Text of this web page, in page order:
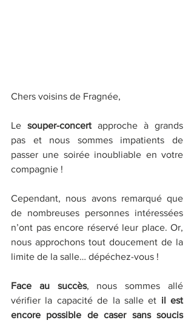
Chers voisins de Fragnée,
Le souper-concert approche à grands
pas et nous sommes impatients de
passer une soirée inoubliable en votre
compagnie !
Cependant, nous avons remarqué que
de nombreuses personnes intéressées
n’ont pas encore réservé leur place. Or,
nous approchons tout doucement de la
limite de la salle… dépéchez-vous !
Face au succès, nous sommes allé
vérifier la capacité de la salle et il est
encore possible de caser sans soucis